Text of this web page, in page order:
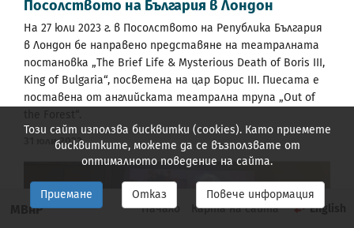
МВнР Начало Карта на сайта English
Посолството на България в Лондон
На 27 юли 2023 г. в Посолството на Република България
в Лондон бе направено представяне на театралната
постановка „The Brief Life & Mysterious Death of Boris III,
King of Bulgaria“, посветена на цар Борис III. Пиесата е
поставена от английската театрална трупа „Out of
31 Юли 2023
Този сайт използва бисквитки (cookies). Като приемете
бисквитките, можете да се възползвате от
оптималното поведение на сайта.
Приемане Отказ Повече информация